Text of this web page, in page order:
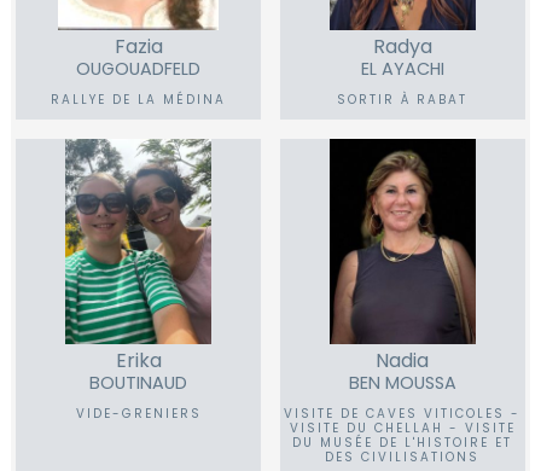
Fazia
OUGOUADFELD
RALLYE DE LA MÉDINA
Radya
EL AYACHI
SORTIR À RABAT
Erika
BOUTINAUD
VIDE-GRENIERS
Nadia
BEN MOUSSA
VISITE DE CAVES VITICOLES -
VISITE DU CHELLAH - VISITE
DU MUSÉE DE L'HISTOIRE ET
DES CIVILISATIONS